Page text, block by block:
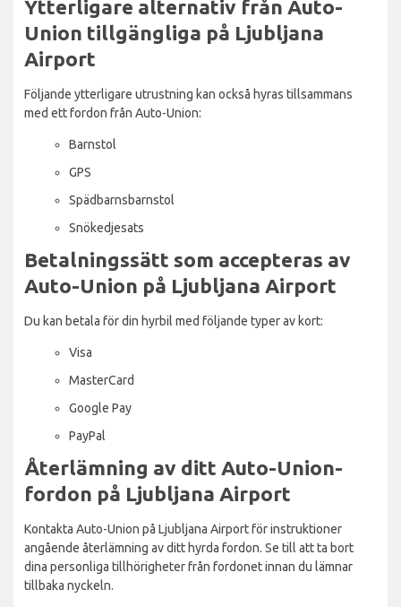
Ytterligare alternativ från Auto-
Union tillgängliga på Ljubljana
Airport
Följande ytterligare utrustning kan också hyras tillsammans
med ett fordon från Auto-Union:
Barnstol
GPS
Spädbarnsbarnstol
Snökedjesats
Betalningssätt som accepteras av
Auto-Union på Ljubljana Airport
Du kan betala för din hyrbil med följande typer av kort:
Visa
MasterCard
Google Pay
PayPal
Återlämning av ditt Auto-Union-
fordon på Ljubljana Airport
Kontakta Auto-Union på Ljubljana Airport för instruktioner
angående återlämning av ditt hyrda fordon. Se till att ta bort
dina personliga tillhörigheter från fordonet innan du lämnar
tillbaka nyckeln.